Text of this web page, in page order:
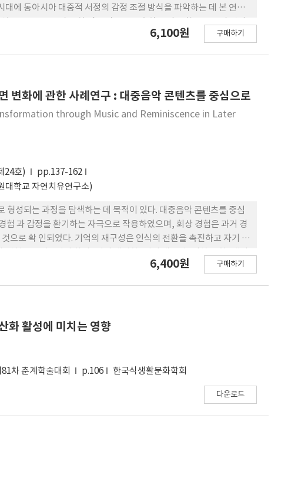
에 동아시아 대중적 서정의 감정 조절 방식을 파악하는 데 본 연구
축 코딩, 선택 코딩 절차를 적용하였으며, 가사 전체와 첫 번째 후렴
면 독백, 후렴의 고음역 진입과 보컬 개방을 통해 감정을 응축하고
계 맥락, 시간 과 공간의 이미지, 안정적 선율과 서술형 보컬을 통해
현을 가사 중심 해석에 그치지 않고, 음악 적 구현 방식과 결합하여
6,100원 구매하기
변화에 관한 사례연구 : 대중음악 콘텐츠를 중심으로
through Music and Reminiscence in Later
24호)
pp.137-162
대학교 자연치유연구소)
성되는 과정을 탐색하는 데 목적이 있다. 대중음악 콘텐츠를 중심
과 감정을 환기하는 자극으로 작용하였으며, 회상 경험은 과거 경
으로 확 인되었다. 기억의 재구성은 인식의 전환을 촉진하고 자기 이
심에서 이해할 수 있는 이론적 틀을 제시하고, 회상 프로그램과 음악
6,400원 구매하기
화 활성에 미치는 영향
차 춘계학술대회 p.106 한국식생활문화학회
다운로드